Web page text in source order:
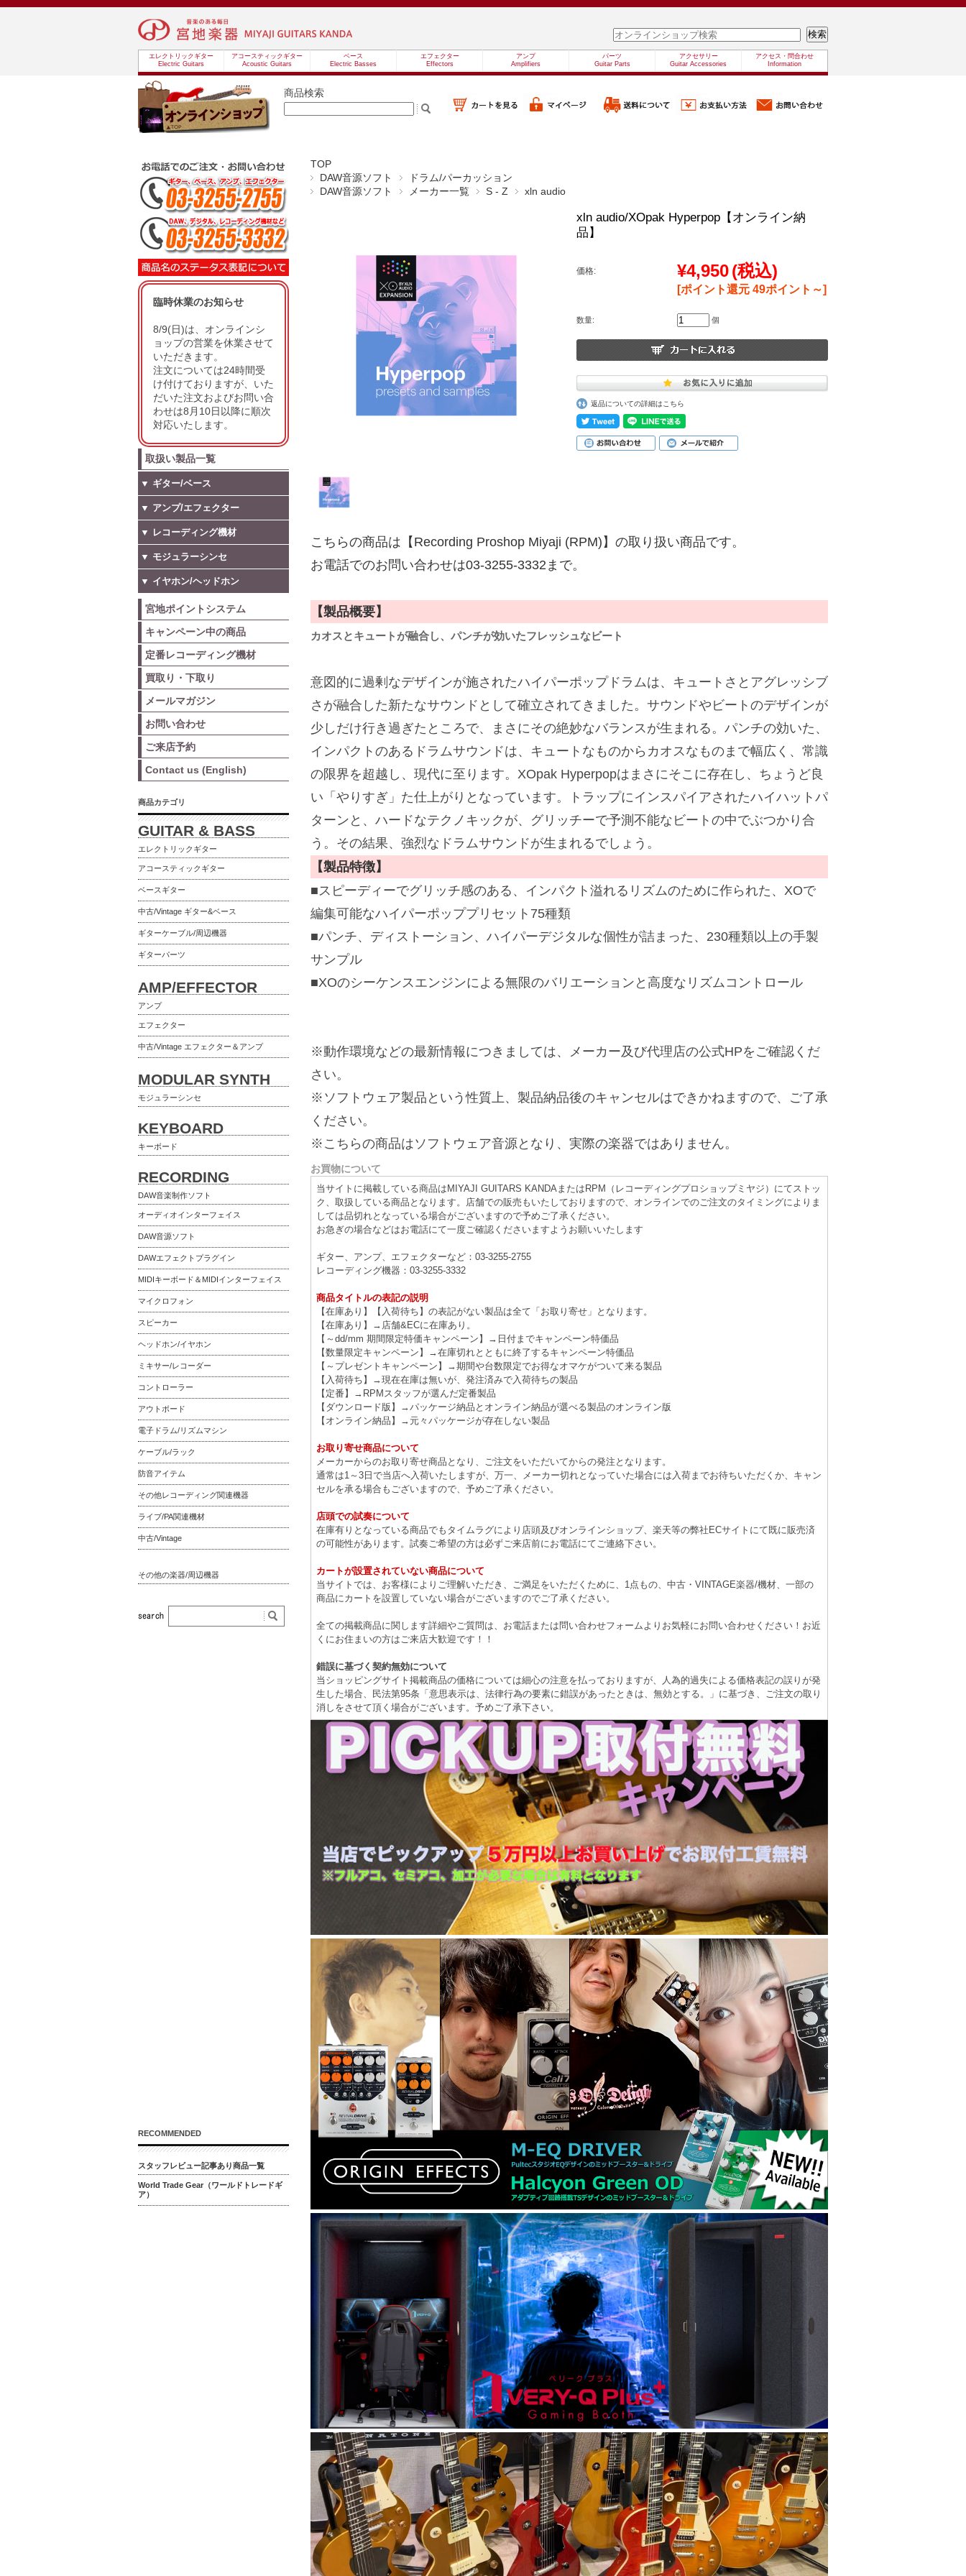
エレクトリックギター
Electric Guitars
アコースティックギター
Acoustic Guitars
ベース
Electric Basses
エフェクター
Effectors
アンプ
Amplifiers
パーツ
Guitar Parts
アクセサリー
Guitar Accessories
アクセス・問合わせ
Information
商品検索
TOP
DAW音源ソフト
ドラム/パーカッション
DAW音源ソフト
メーカー一覧 S - Z xln audio
xln audio/XOpak Hyperpop【オンライン納
品】
価格: ¥4,950(税込)
[ポイント還元 49ポイント～]
数量: 個
返品についての詳細はこちら
こちらの商品は【Recording Proshop Miyaji (RPM)】の取り扱い商品です。
お電話でのお問い合わせは03-3255-3332まで。
【製品概要】
カオスとキュートが融合し、パンチが効いたフレッシュなビート
意図的に過剰なデザインが施されたハイパーポップドラムは、キュートさとアグレッシブ
さが融合した新たなサウンドとして確立されてきました。サウンドやビートのデザインが
少しだけ行き過ぎたところで、まさにその絶妙なバランスが生まれる。パンチの効いた、
インパクトのあるドラムサウンドは、キュートなものからカオスなものまで幅広く、常識
の限界を超越し、現代に至ります。XOpak Hyperpopはまさにそこに存在し、ちょうど良
い「やりすぎ」た仕上がりとなっています。トラップにインスパイアされたハイハットパ
ターンと、ハードなテクノキックが、グリッチーで予測不能なビートの中でぶつかり合
う。その結果、強烈なドラムサウンドが生まれるでしょう。
【製品特徴】
■スピーディーでグリッチ感のある、インパクト溢れるリズムのために作られた、XOで
編集可能なハイパーポッププリセット75種類
■パンチ、ディストーション、ハイパーデジタルな個性が詰まった、230種類以上の手製
サンプル
■XOのシーケンスエンジンによる無限のバリエーションと高度なリズムコントロール
※動作環境などの最新情報につきましては、メーカー及び代理店の公式HPをご確認くだ
さい。
※ソフトウェア製品という性質上、製品納品後のキャンセルはできかねますので、ご了承
ください。
※こちらの商品はソフトウェア音源となり、実際の楽器ではありません。
お買物について
当サイトに掲載している商品はMIYAJI GUITARS KANDAまたはRPM（レコーディングプロショップミヤジ）にてストッ
ク、取扱している商品となります。店舗での販売もいたしておりますので、オンラインでのご注文のタイミングによりま
しては品切れとなっている場合がございますので予めご了承ください。
お急ぎの場合などはお電話にて一度ご確認くださいますようお願いいたします
ギター、アンプ、エフェクターなど：03-3255-2755
レコーディング機器：03-3255-3332
商品タイトルの表記の説明
【在庫あり】【入荷待ち】の表記がない製品は全て「お取り寄せ」となります。
【在庫あり】→店舗&ECに在庫あり。
【～dd/mm 期間限定特価キャンペーン】→日付までキャンペーン特価品
【数量限定キャンペーン】→在庫切れとともに終了するキャンペーン特価品
【～プレゼントキャンペーン】→期間や台数限定でお得なオマケがついて来る製品
【入荷待ち】→現在在庫は無いが、発注済みで入荷待ちの製品
【定番】→RPMスタッフが選んだ定番製品
【ダウンロード版】→パッケージ納品とオンライン納品が選べる製品のオンライン版
【オンライン納品】→元々パッケージが存在しない製品
お取り寄せ商品について
メーカーからのお取り寄せ商品となり、ご注文をいただいてからの発注となります。
通常は1～3日で当店へ入荷いたしますが、万一、メーカー切れとなっていた場合には入荷までお待ちいただくか、キャン
セルを承る場合もございますので、予めご了承ください。
店頭での試奏について
在庫有りとなっている商品でもタイムラグにより店頭及びオンラインショップ、楽天等の弊社ECサイトにて既に販売済
の可能性があります。試奏ご希望の方は必ずご来店前にお電話にてご連絡下さい。
カートが設置されていない商品について
当サイトでは、お客様によりご理解いただき、ご満足をいただくために、1点もの、中古・VINTAGE楽器/機材、一部の
商品にカートを設置していない場合がございますのでご了承ください。
全ての掲載商品に関します詳細やご質問は、お電話または問い合わせフォームよりお気軽にお問い合わせください！お近
くにお住まいの方はご来店大歓迎です！！
錯誤に基づく契約無効について
当ショッピングサイト掲載商品の価格については細心の注意を払っておりますが、人為的過失による価格表記の誤りが発
生した場合、民法第95条「意思表示は、法律行為の要素に錯誤があったときは、無効とする。」に基づき、ご注文の取り
消しをさせて頂く場合がございます。予めご了承下さい。
臨時休業のお知らせ
8/9(日)は、オンラインシ
ョップの営業を休業させて
いただきます。
注文については24時間受
け付けておりますが、いた
だいた注文およびお問い合
わせは8月10日以降に順次
対応いたします。
取扱い製品一覧
▼ ギター/ベース
▼ アンプ/エフェクター
▼ レコーディング機材
▼ モジュラーシンセ
▼ イヤホン/ヘッドホン
宮地ポイントシステム
キャンペーン中の商品
定番レコーディング機材
買取り・下取り
メールマガジン
お問い合わせ
ご来店予約
Contact us (English)
商品カテゴリ
GUITAR & BASS
エレクトリックギター
アコースティックギター
ベースギター
中古/Vintage ギター&ベース
ギターケーブル/周辺機器
ギターパーツ
AMP/EFFECTOR
アンプ
エフェクター
中古/Vintage エフェクター＆アンプ
MODULAR SYNTH
モジュラーシンセ
KEYBOARD
キーボード
RECORDING
DAW音楽制作ソフト
オーディオインターフェイス
DAW音源ソフト
DAWエフェクトプラグイン
MIDIキーボード＆MIDIインターフェイス
マイクロフォン
スピーカー
ヘッドホン/イヤホン
ミキサー/レコーダー
コントローラー
アウトボード
電子ドラム/リズムマシン
ケーブル/ラック
防音アイテム
その他レコーディング関連機器
ライブ/PA関連機材
中古/Vintage
その他の楽器/周辺機器
RECOMMENDED
スタッフレビュー記事あり商品一覧
World Trade Gear（ワールドトレードギ
ア）